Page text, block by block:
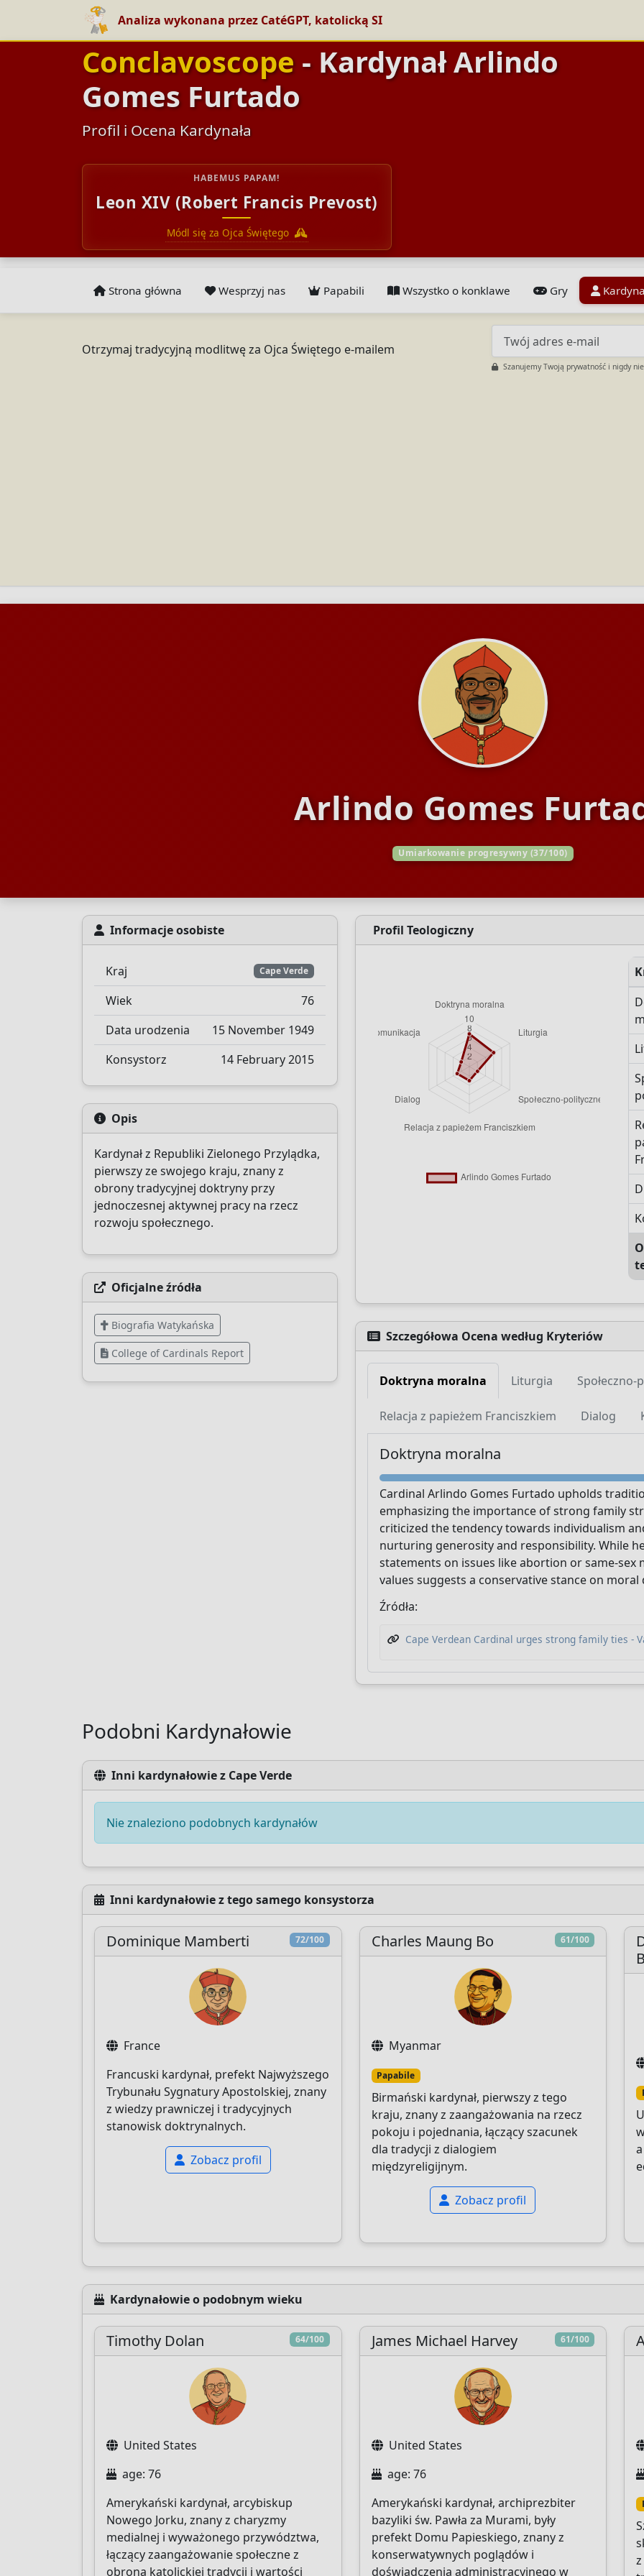
Analiza wykonana przez CatéGPT, katolicką SI
Conclavoscope - Kardynał Arlindo
Gomes Furtado
Profil i Ocena Kardynała
HABEMUS PAPAM!
Leon XIV (Robert Francis Prevost)
Módl się za Ojca Świętego
Strona główna Wesprzyj nas Papabili Wszystko o konklawe Gry
Otrzymaj tradycyjną modlitwę za Ojca Świętego e-mailem
Szanujemy Twoją prywatność i nigdy
Arlindo Gomes
Umiarkowanie progresywny (37/100)
Informacje osobiste
Kraj Cape Verde
Wiek
76
Data urodzenia
15 November 1949
Konsystorz
14 February 2015
Opis
Kardynał z Republiki Zielonego Przylądka,
pierwszy ze swojego kraju, znany z
obrony tradycyjnej doktryny przy
jednoczesnej aktywnej pracy na rzecz
rozwoju społecznego.
Oficjalne źródła
Biografia Watykańska
College of Cardinals Report
Profil Teologiczny
Szczegółowa Ocena według Kryteriów
Doktryna moralna Liturgia Społeczno-
Relacja z papieżem Franciszkiem Dialog
Doktryna moralna
Cardinal Arlindo Gomes Furtado upholds
emphasizing the importance of strong family
criticized the tendency towards individualism
nurturing generosity and responsibility. While
statements on issues like abortion or same-
values suggests a conservative stance on
Źródła:
Cape Verdean Cardinal urges strong family ties -
Podobni Kardynałowie
Inni kardynałowie z Cape Verde
Nie znaleziono podobnych kardynałów
Inni kardynałowie z tego samego konsystorza
72/100
Dominique Mamberti
France
Francuski kardynał, prefekt Najwyższego
Trybunału Sygnatury Apostolskiej, znany
z wiedzy prawniczej i tradycyjnych
stanowisk doktrynalnych.
Zobacz profil
61/100
Charles Maung Bo
Myanmar
Papabile
Birmański kardynał, pierwszy z tego
kraju, znany z zaangażowania na rzecz
pokoju i pojednania, łączący szacunek
dla tradycji z dialogiem
międzyreligijnym.
Zobacz profil
Kardynałowie o podobnym wieku
64/100
Timothy Dolan
United States
age: 76
Amerykański kardynał, arcybiskup
Nowego Jorku, znany z charyzmy
medialnej i wyważonego przywództwa,
łączący zaangażowanie społeczne z
obroną katolickiej tradycji i wartości
61/100
James Michael Harvey
United States
age: 76
Amerykański kardynał, archiprezbiter
bazyliki św. Pawła za Murami, były
prefekt Domu Papieskiego, znany z
konserwatywnych poglądów i
doświadczenia administracyjnego w
Wesprzyj CatéGPT
CatéGPT.chat
Pomóż nam kontynuować naszą misję
CatéGPT, organizacja stojąca za Conclavoscope,
potrzebuje Twojego wsparcia, aby nadal
narzędzia analityczne i pogłębiać zrozumienie
Kościoła katolickiego.